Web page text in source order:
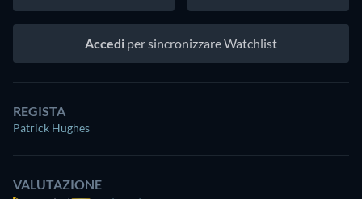
Accedi per sincronizzare Watchlist
REGISTA
Patrick Hughes
VALUTAZIONE